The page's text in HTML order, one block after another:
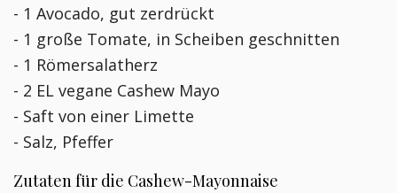
- 1 Avocado, gut zerdrückt
- 1 große Tomate, in Scheiben geschnitten
- 1 Römersalatherz
- 2 EL vegane Cashew Mayo
- Saft von einer Limette
- Salz, Pfeffer
Zutaten für die Cashew-Mayonnaise